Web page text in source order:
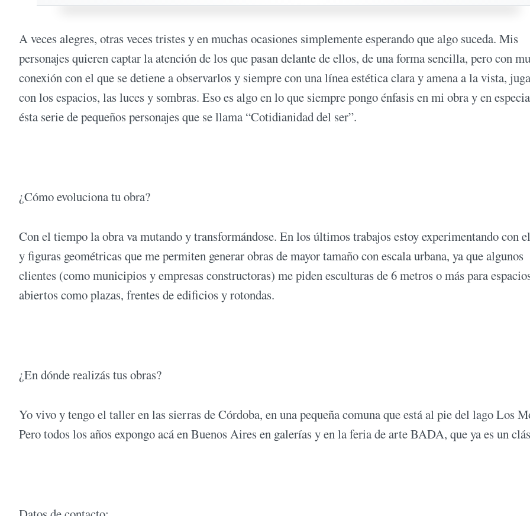
A veces alegres, otras veces tristes y en muchas ocasiones simplemente esperando que algo suceda. Mis
personajes quieren captar la atención de los que pasan delante de ellos, de una forma sencilla, pero con
conexión con el que se detiene a observarlos y siempre con una línea estética clara y amena a la vista,
con los espacios, las luces y sombras. Eso es algo en lo que siempre pongo énfasis en mi obra y en
ésta serie de pequeños personajes que se llama “Cotidianidad del ser”.
¿Cómo evoluciona tu obra?
Con el tiempo la obra va mutando y transformándose. En los últimos trabajos estoy experimentando con
y figuras geométricas que me permiten generar obras de mayor tamaño con escala urbana, ya que algunos
clientes (como municipios y empresas constructoras) me piden esculturas de 6 metros o más para
abiertos como plazas, frentes de edificios y rotondas.
¿En dónde realizás tus obras?
Yo vivo y tengo el taller en las sierras de Córdoba, en una pequeña comuna que está al pie del lago Los
Pero todos los años expongo acá en Buenos Aires en galerías y en la feria de arte BADA, que ya es un